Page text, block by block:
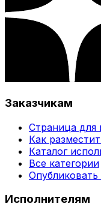
Заказчикам
Страница для
Как
Каталог
Все категории
Исполнителям